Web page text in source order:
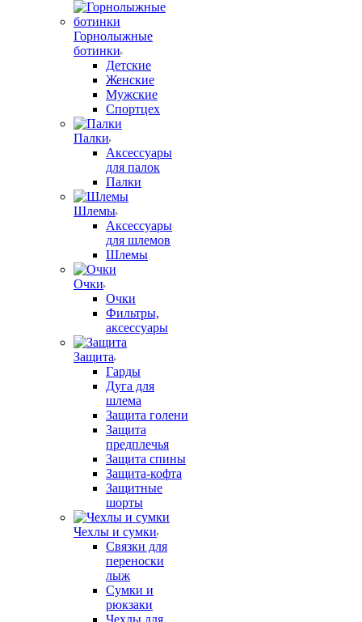
Горнолыжные
ботинки
Детские
Женские
Мужские
Спортцех
Палки
Аксессуары
для палок
Палки
Шлемы
Аксессуары
для шлемов
Шлемы
Очки
Очки
Фильтры,
аксессуары
Защита
Гарды
Дуга для
шлема
Защита голени
Защита
предплечья
Защита спины
Защита-кофта
Защитные
шорты
Чехлы и сумки
Связки для
переноски
лыж
Сумки и
рюкзаки
Чехлы для